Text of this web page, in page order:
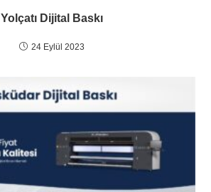
Yolçatı Dijital Baskı
24 Eylül 2023